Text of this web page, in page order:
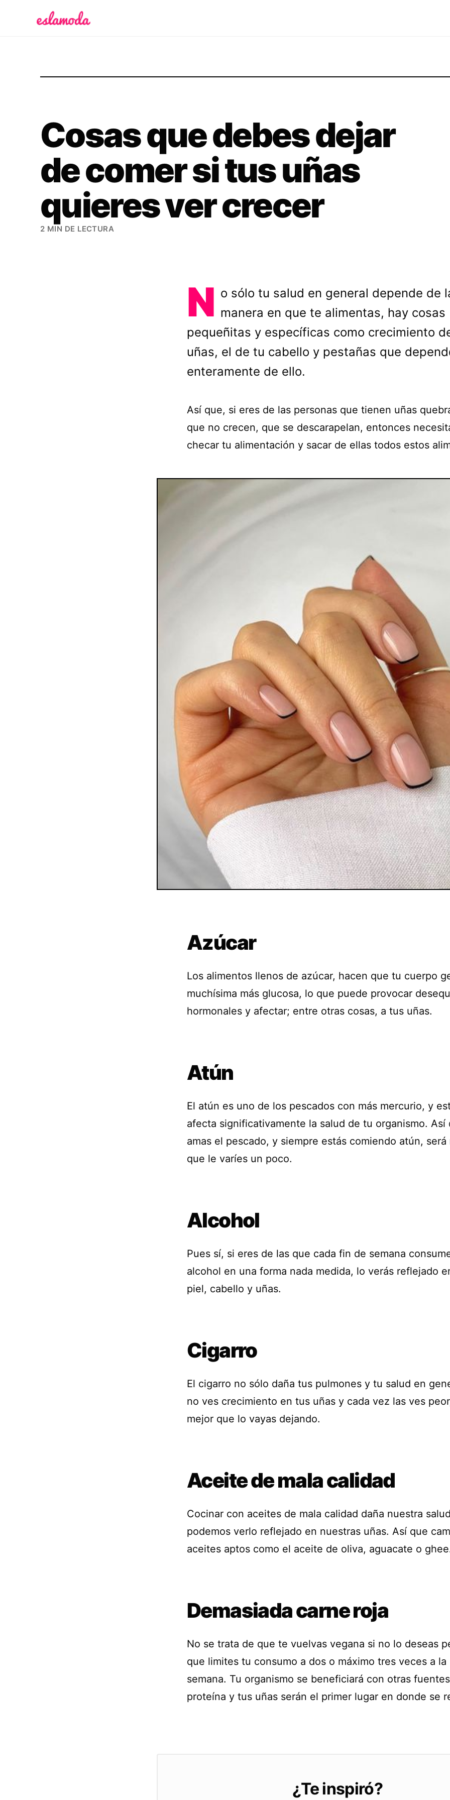
Cosas que debes dejar
de comer si tus uñas
quieres ver crecer
2 MIN DE LECTURA
N o sólo tu salud en general depende de
manera en que te alimentas, hay cosas
pequeñitas y específicas como crecimiento
uñas, el de tu cabello y pestañas que
enteramente de ello.
Así que, si eres de las personas que tienen uñas
que no crecen, que se descarapelan, entonces
checar tu alimentación y sacar de ellas todos estos
Azúcar
Los alimentos llenos de azúcar, hacen que tu cuerpo
muchísima más glucosa, lo que puede provocar
hormonales y afectar; entre otras cosas, a tus uñas.
Atún
El atún es uno de los pescados con más mercurio, y
afecta significativamente la salud de tu organismo. Así
amas el pescado, y siempre estás comiendo atún, será
que le varíes un poco.
Alcohol
Pues sí, si eres de las que cada fin de semana
alcohol en una forma nada medida, lo verás reflejado
piel, cabello y uñas.
Cigarro
El cigarro no sólo daña tus pulmones y tu salud en
no ves crecimiento en tus uñas y cada vez las ves
mejor que lo vayas dejando.
Aceite de mala calidad
Cocinar con aceites de mala calidad daña nuestra
podemos verlo reflejado en nuestras uñas. Así que
aceites aptos como el aceite de oliva, aguacate o
Demasiada carne roja
No se trata de que te vuelvas vegana si no lo deseas
que limites tu consumo a dos o máximo tres veces a la
semana. Tu organismo se beneficiará con otras
proteína y tus uñas serán el primer lugar en donde se
¿Te inspiró?